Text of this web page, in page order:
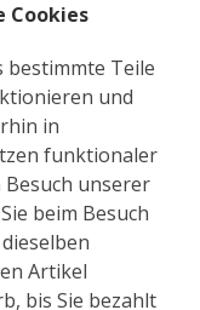
Cookies
bestimmte Teile
und
in
funktionaler
unserer
beim Besuch
Artikel
bis Sie bezahlt